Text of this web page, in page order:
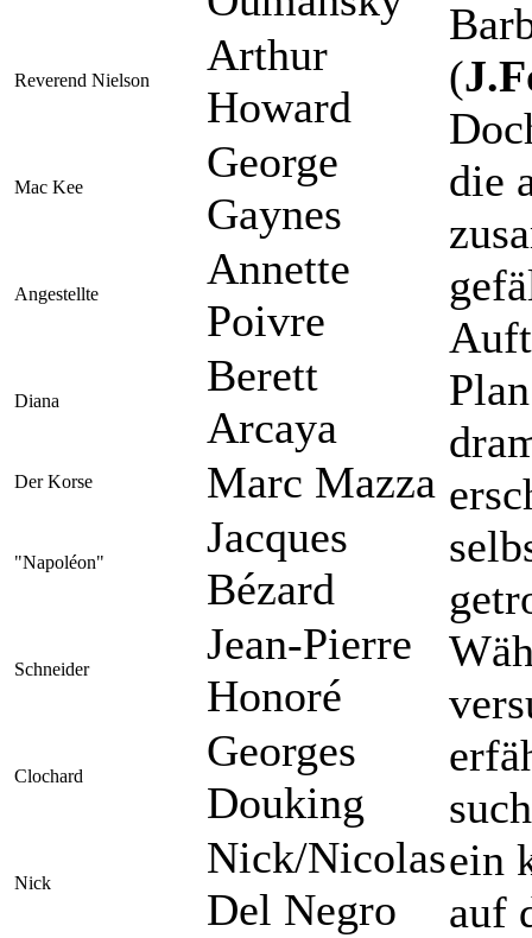
(
die
ein
auf
Reverend Nielson
Arthur
Howard
Mac Kee
George
Gaynes
Angestellte
Annette
Poivre
Diana
Berett
Arcaya
Der Korse Marc Mazza
"Napoléon"
Jacques
Bézard
Schneider
Jean-Pierre
Honoré
Clochard
Georges
Douking
Nick
Nick/Nicolas
Del Negro